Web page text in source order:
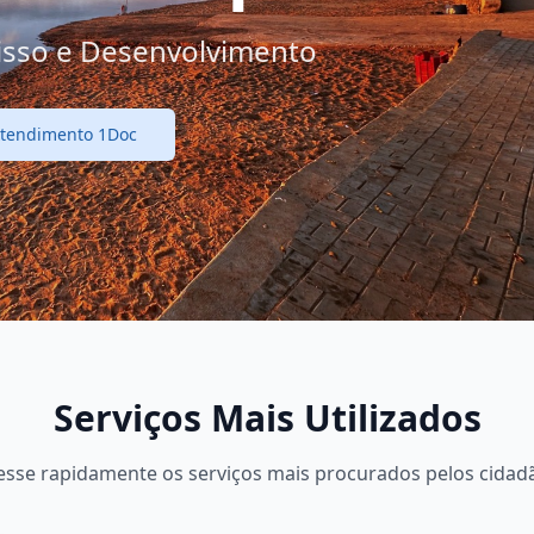
e Desenvolvimento
1Doc
e Desenvolvimento
1Doc
Serviços Mais Utilizados
rapidamente os serviços mais procurados pelos